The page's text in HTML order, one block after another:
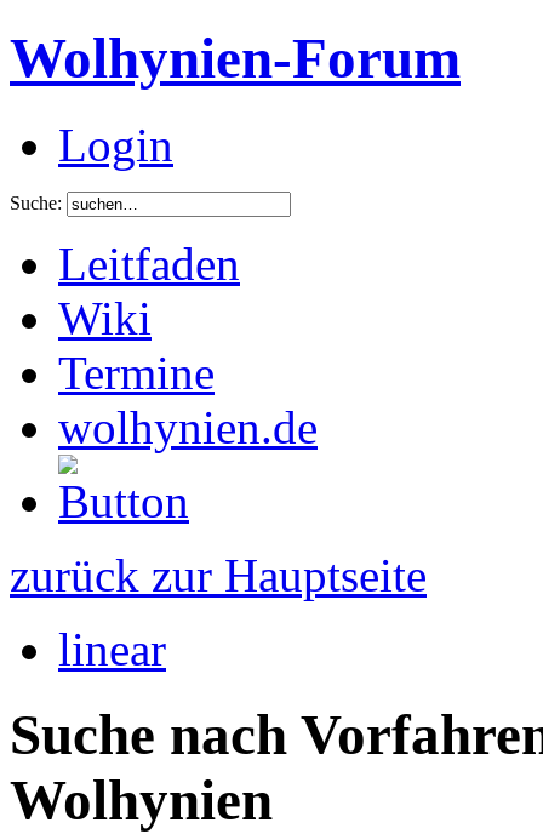
Wolhynien-Forum
Login
Suche:
Leitfaden
Wiki
Termine
wolhynien.de
zurück zur Hauptseite
linear
Suche nach
Wolhynien